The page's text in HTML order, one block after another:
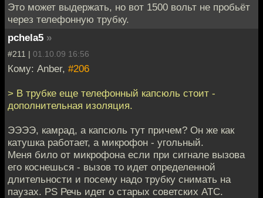
Это может выдержать, но вот 1500 вольт не пробьёт
через телефонную трубку.
pchela5 »
#211 | 01.10.09 16:56
Кому: Anber, #206
> В трубке еще телефонный капсюль стоит -
дополнительная изоляция.
ЭЭЭЭ, камрад, а капсюль тут причем? Он же как
катушка работает, а микрофон - угольный.
Меня било от микрофона если при сигнале вызова
его коснешься - вызов то идет определенной
длительности и посему надо трубку снимать на
паузах. PS Речь идет о старых советских АТС.